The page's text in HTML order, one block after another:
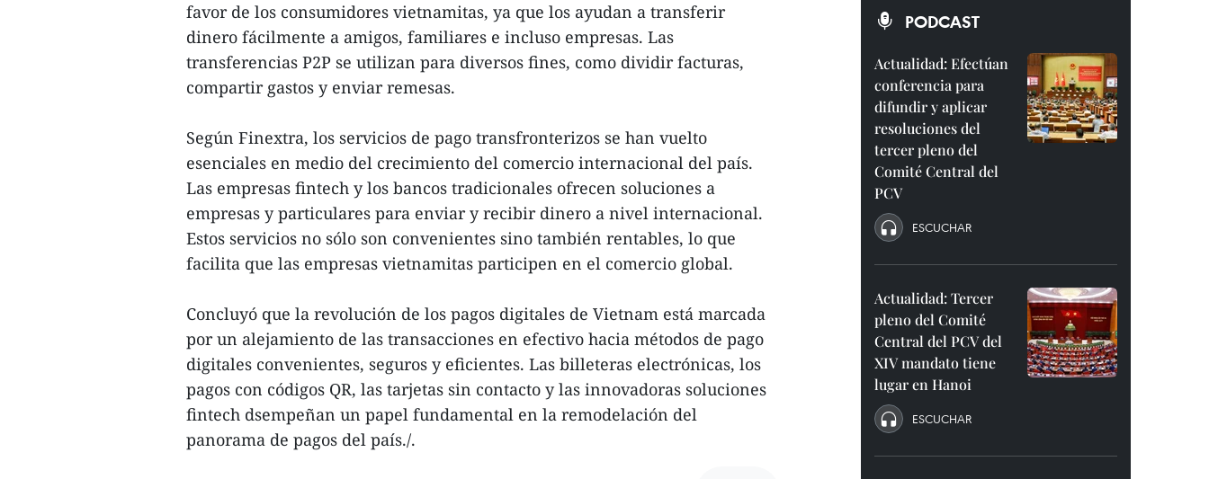
favor de los consumidores vietnamitas, ya que los ayudan a transferir
dinero fácilmente a amigos, familiares e incluso empresas. Las
transferencias P2P se utilizan para diversos fines, como dividir facturas,
compartir gastos y enviar remesas.
Según Finextra, los servicios de pago transfronterizos se han vuelto
esenciales en medio del crecimiento del comercio internacional del país.
Las empresas fintech y los bancos tradicionales ofrecen soluciones a
empresas y particulares para enviar y recibir dinero a nivel internacional.
Estos servicios no sólo son convenientes sino también rentables, lo que
facilita que las empresas vietnamitas participen en el comercio global.
Concluyó que la revolución de los pagos digitales de Vietnam está marcada
por un alejamiento de las transacciones en efectivo hacia métodos de pago
digitales convenientes, seguros y eficientes. Las billeteras electrónicas, los
pagos con códigos QR, las tarjetas sin contacto y las innovadoras soluciones
fintech dsempeñan un papel fundamental en la remodelación del
panorama de pagos del país./.
PODCAST
Actualidad: Efectúan
conferencia para
difundir y aplicar
resoluciones del
tercer pleno del
Comité Central del
PCV
ESCUCHAR
Actualidad: Tercer
pleno del Comité
Central del PCV del
XIV mandato tiene
lugar en Hanoi
ESCUCHAR